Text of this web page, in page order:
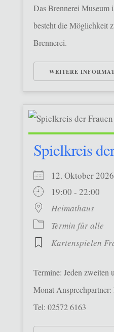
Das Brennerei Museum
besteht die Möglichkeit
Brennerei.
WEITERE
Spielkreis
12. Oktober
19:00 - 22:00
Heimathaus
Termin für alle
Kartenspielen
Termine: Jeden zweiten
Monat
Tel: 02572 6163